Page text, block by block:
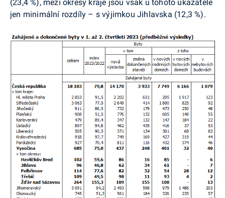
(23,4 %), mezi okresy kraje jsou však u tohoto ukazatele
jen minimální rozdíly – s výjimkou Jihlavska (12,3 %).